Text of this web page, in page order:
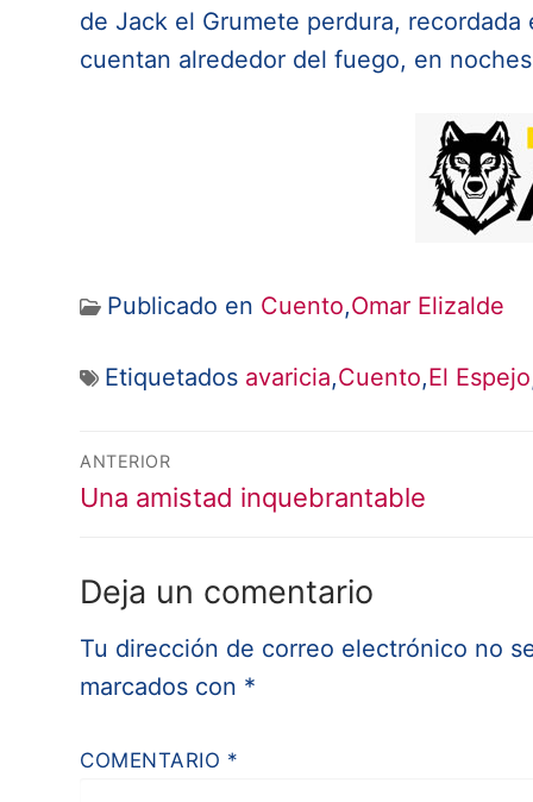
de Jack el Grumete perdura,
cuentan alrededor del fuego, en
Publicado en Cuento,Omar Elizalde
Etiquetados avaricia,Cuento,El Espejo
Navegación
de
ANTERIOR
Entrada
Una amistad inquebrantable
Deja un comentario
Tu dirección de correo electrónico no
marcados con *
COMENTARIO *